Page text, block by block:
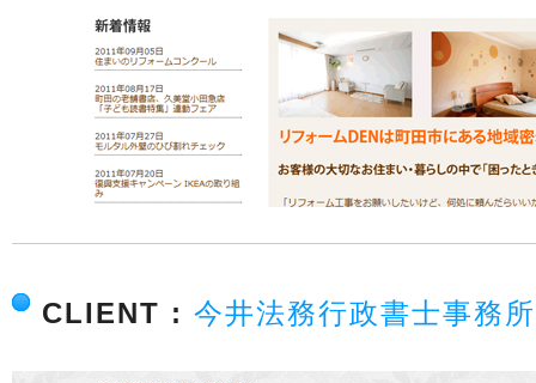
CLIENT : 今井法務行政書士事務所